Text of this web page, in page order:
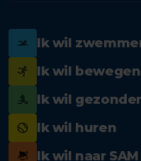
Ik wil
Ik wil bewegen
Ik wil
Ik wil huren
Ik wil naar SAM